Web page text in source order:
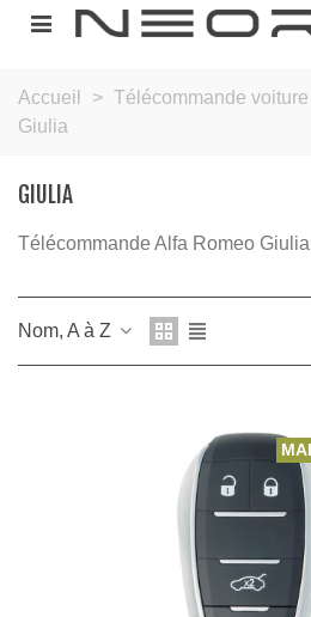
Accueil > Télécommande voiture
Giulia
GIULIA
Télécommande Alfa Romeo Giulia
Nom, A à Z